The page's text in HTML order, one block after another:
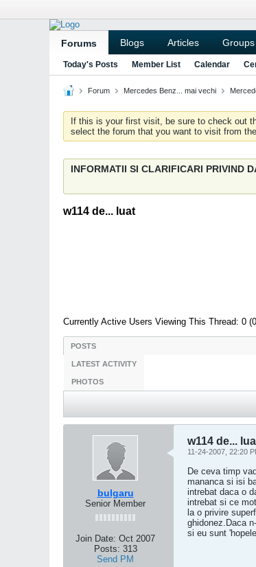
Forums Blogs Articles Groups
Today's Posts Member List Calendar
Forum Mercedes Benz... mai vechi
If this is your first visit, be sure to check out
select the forum that you want to visit from
INFORMATII SI CLARIFICARI PRIVIND
w114 de... luat
Currently Active Users Viewing This Thread: 0
POSTS
LATEST ACTIVITY
PHOTOS
bulgaru
Senior Member
Join Date: Oct 2007
Posts: 313
Send PM
w114 de...
11-24-2007, 22:20
De ceva timp
mananca si isi
intrebat daca o
intrebat si ce
la o privire
ghidonez.Daca
si eu sunt